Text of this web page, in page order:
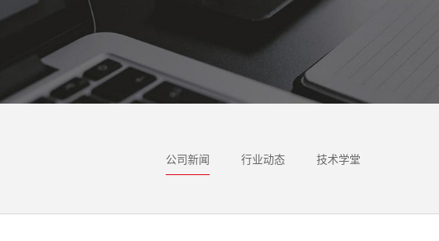
公司新闻 行业动态 技术学堂